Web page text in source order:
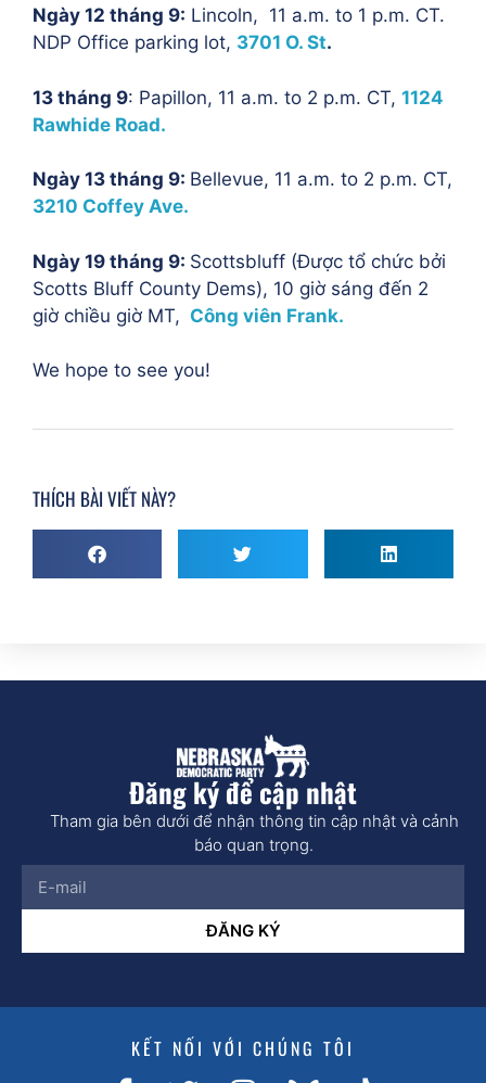
Ngày 12 tháng 9: Lincoln, 11 a.m. to 1 p.m. CT.
NDP Office parking lot, 3701 O. St.
13 tháng 9: Papillon, 11 a.m. to 2 p.m. CT, 1124
Rawhide Road.
Ngày 13 tháng 9: Bellevue, 11 a.m. to 2 p.m. CT,
3210 Coffey Ave.
Ngày 19 tháng 9: Scottsbluff (Được tổ chức bởi
Scotts Bluff County Dems), 10 giờ sáng đến 2
giờ chiều giờ MT, Công viên Frank.
We hope to see you!
THÍCH BÀI VIẾT NÀY?
Đăng ký để cập nhật
Tham gia bên dưới để nhận thông tin cập nhật và cảnh
báo quan trọng.
ĐĂNG KÝ
KẾT NỐI VỚI CHÚNG TÔI